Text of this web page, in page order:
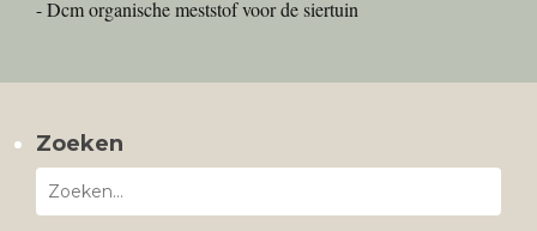
- Dcm organische meststof voor de siertuin
Zoeken